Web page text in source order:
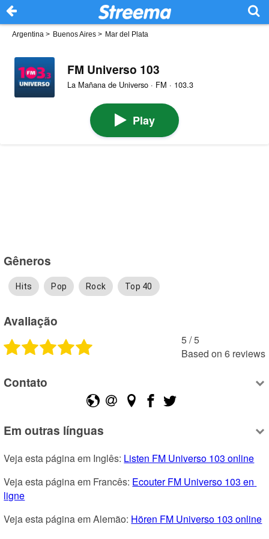
Argentina > Buenos Aires > Mar del Plata
FM Universo 103
La Mañana de Universo · FM · 103.3
Play
Gêneros
Hits Pop Rock Top 40
Avaliação
5 /5
Based on 6 reviews
Contato
Em outras línguas
Veja esta página em Inglês: Listen FM Universo 103 online
Veja esta página em Francês: Ecouter FM Universo 103 en
ligne
Veja esta página em Alemão: Hören FM Universo 103 online